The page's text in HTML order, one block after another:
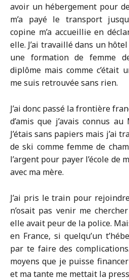
avoir un hébergement pour
m’a payé le transport
copine m’a accueillie en
elle. J’ai travaillé dans un
une formation de femme
diplôme mais comme c’était
me suis retrouvée sans rien.
J’ai donc passé la frontière
d’amis que j’avais connus au
J’étais sans papiers mais j’ai
de ski comme femme de
l’argent pour payer l’école de
avec ma mère.
J’ai pris le train pour
n’osait pas venir me
elle avait peur de la police.
en France, si quelqu’un
par te faire des
moyens que je puisse
et ma tante me mettait la